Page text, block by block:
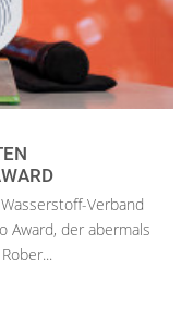
Verband
Award, der abermals